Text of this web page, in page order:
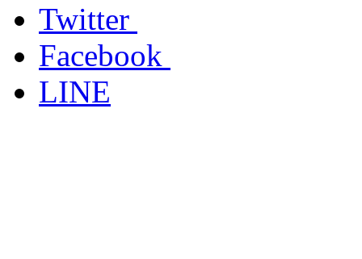
Twitter
Facebook
LINE